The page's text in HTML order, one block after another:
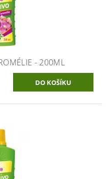
- 200ML